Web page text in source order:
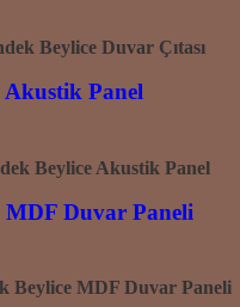
Beylice Duvar Çıtası
Beylice Akustik Panel
Beylice MDF Duvar Paneli